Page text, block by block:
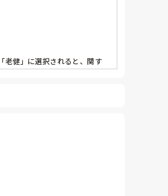
老健」に選択されると、関す